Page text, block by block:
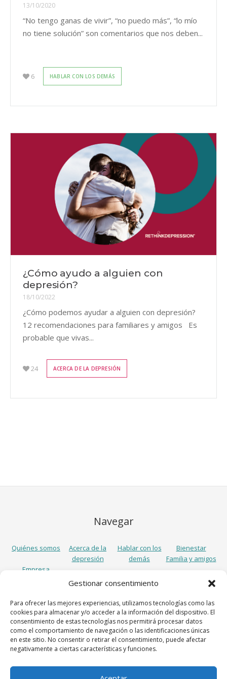
Gestionar consentimiento
Para ofrecer las mejores experiencias, utilizamos tecnologías como las
cookies para almacenar y/o acceder a la información del dispositivo. El
consentimiento de estas tecnologías nos permitirá procesar datos
como el comportamiento de navegación o las identificaciones únicas
en este sitio. No consentir o retirar el consentimiento, puede afectar
negativamente a ciertas características y funciones.
13/10/2020
“No tengo ganas de vivir”, “no puedo más”, “lo mío
no tiene solución” son comentarios que nos deben...
6 HABLAR CON LOS DEMÁS
¿Cómo ayudo a alguien con
depresión?
18/10/2022
¿Cómo podemos ayudar a alguien con depresión?
12 recomendaciones para familiares y amigos Es
probable que vivas...
24 ACERCA DE LA DEPRESIÓN
Navegar
Quiénes somos
Acerca de la
depresión
Hablar con los
demás
Bienestar
Familia y amigos
Empresa
Síguenos